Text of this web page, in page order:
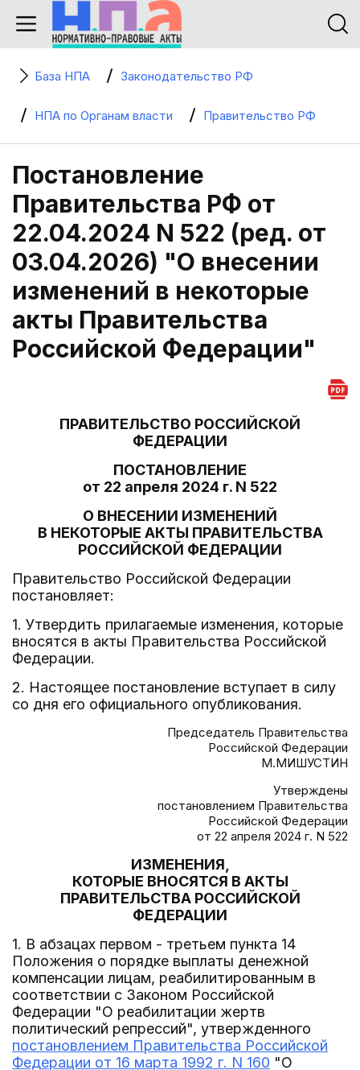
База НПА Законодательство РФ
НПА по Органам власти Правительство РФ
Постановление
Правительства РФ от
22.04.2024 N 522 (ред. от
03.04.2026) "О внесении
изменений в некоторые
акты Правительства
Российской Федерации"
ПРАВИТЕЛЬСТВО РОССИЙСКОЙ
ФЕДЕРАЦИИ
ПОСТАНОВЛЕНИЕ
от 22 апреля 2024 г. N 522
О ВНЕСЕНИИ ИЗМЕНЕНИЙ
В НЕКОТОРЫЕ АКТЫ ПРАВИТЕЛЬСТВА
РОССИЙСКОЙ ФЕДЕРАЦИИ
Правительство Российской Федерации
постановляет:
1. Утвердить прилагаемые изменения, которые
вносятся в акты Правительства Российской
Федерации.
2. Настоящее постановление вступает в силу
со дня его официального опубликования.
Председатель Правительства
Российской Федерации
М.МИШУСТИН
Утверждены
постановлением Правительства
Российской Федерации
от 22 апреля 2024 г. N 522
ИЗМЕНЕНИЯ,
КОТОРЫЕ ВНОСЯТСЯ В АКТЫ
ПРАВИТЕЛЬСТВА РОССИЙСКОЙ
ФЕДЕРАЦИИ
1. В абзацах первом - третьем пункта 14
Положения о порядке выплаты денежной
компенсации лицам, реабилитированным в
соответствии с Законом Российской
Федерации "О реабилитации жертв
политический репрессий", утвержденного
постановлением Правительства Российской
Федерации от 16 марта 1992 г. N 160 "О